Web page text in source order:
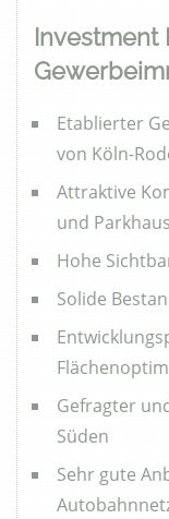
Investment
Etablierter
von Köln-
Attraktive
und
Hohe
Solide
Gefragter
Süden
Sehr gute